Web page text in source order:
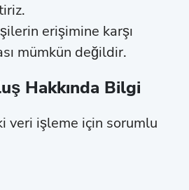
erişimine karşı
mümkün değildir.
Hakkında Bilgi
veri işleme için sorumlu